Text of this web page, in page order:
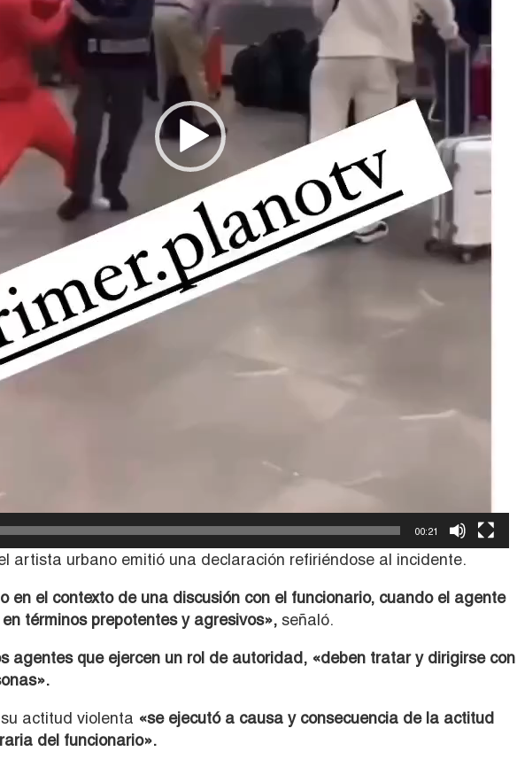
00:21
artista urbano emitió una declaración refiriéndose al incidente.
en el contexto de una discusión con el funcionario, cuando el agente
términos prepotentes y agresivos», señaló.
agentes que ejercen un rol de autoridad, «deben tratar y dirigirse con
actitud violenta «se ejecutó a causa y consecuencia de la actitud
del funcionario».